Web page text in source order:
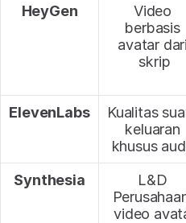
HeyGen
Video
berbasis
avatar dari
skrip
ElevenLabs
Kualitas
keluaran
khusus
Synthesia
L&D
video